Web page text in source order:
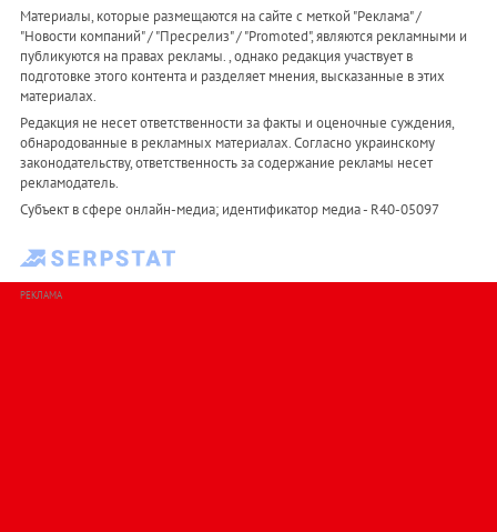
Материалы, которые размещаются на сайте с меткой "Реклама" /
"Новости компаний" / "Пресрелиз" / "Promoted", являются рекламными и
публикуются на правах рекламы. , однако редакция участвует в
подготовке этого контента и разделяет мнения, высказанные в этих
материалах.
Редакция не несет ответственности за факты и оценочные суждения,
обнародованные в рекламных материалах. Согласно украинскому
законодательству, ответственность за содержание рекламы несет
рекламодатель.
Субъект в сфере онлайн-медиа; идентификатор медиа - R40-05097
РЕКЛАМА